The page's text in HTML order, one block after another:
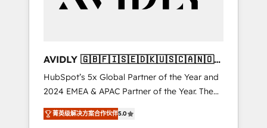
Professional Services - And more! How we
Custom integrations and workflow
automation ✔️ User adoption programs,
training, and enablement Through project-
based engagements and ongoing RevOps
partnerships, we guide organizations through
AVIDLY 🇬🇧🇫🇮🇸🇪🇩🇰🇺🇸🇨🇦🇳🇴
🇩🇪🇦🇺🇳🇿
HubSpot’s 5x Global Partner of the Year and
2024 EMEA & APAC Partner of the Year. The
world’s most experienced and fully
accredited HubSpot Solutions Partner. 🚀
菁英级解决方案合作伙伴5.0